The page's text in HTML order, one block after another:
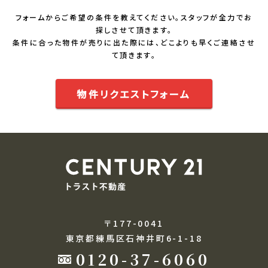
フォームからご希望の条件を教えてください。スタッフが全力でお
探しさせて頂きます。
条件に合った物件が売りに出た際には、どこよりも早くご連絡させ
て頂きます。
物件リクエストフォーム
〒177-0041
東京都練馬区石神井町6-1-18
0120-37-6060